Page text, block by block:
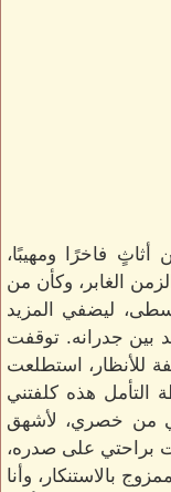
فاخرًا ومهيبًا،
الغابر، وكأن من
ليضفي المزيد
بين جدرانه. توقفت
للأنظار، استطلعت
التأمل هذه كلفتني
من خصري، لأشهق
براحتي على صدره،
بالاستنكار، وأنا